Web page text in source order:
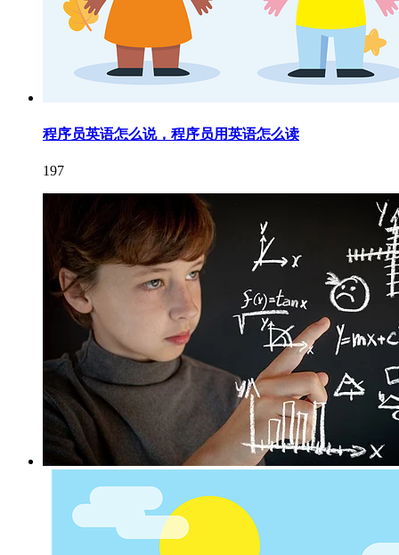
程序员英语怎么说，程序员用英语怎么读
197